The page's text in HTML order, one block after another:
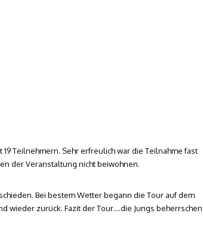
19 Teilnehmern. Sehr erfreulich war die Teilnahme fast
der Veranstaltung nicht beiwohnen.
Bei bestem Wetter begann die Tour auf dem
wieder zurück. Fazit der Tour….die Jungs beherrschen